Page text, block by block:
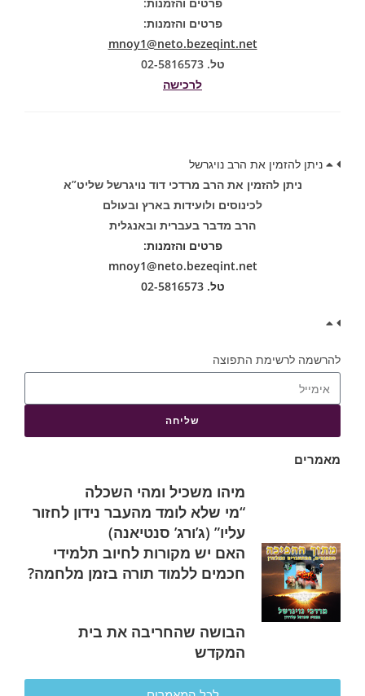
פרטים והזמנות:
mnoy1@neto.bezeqint.net
טל. 02-5816573
לרכישה
ניתן להזמין את הרב נויגרשל
ניתן להזמין את הרב מרדכי דוד נויגרשל שליט”א
לכינוסים ולועידות בארץ ובעולם
הרב מדבר בעברית ובאנגלית
פרטים והזמנות:
mnoy1@neto.bezeqint.net
טל. 02-5816573
להרשמה לרשימת התפוצה
שליחה
מאמרים
מיהו משכיל ומהי השכלה
“מי שלא לומד מהעבר נידון לחזור
עליו” (ג’ורג’ סנטיאנה)
האם יש מקורות לחיוב תלמידי
חכמים ללמוד תורה בזמן מלחמה?
הבושה שהחריבה את בית
המקדש